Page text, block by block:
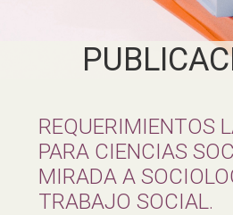
REQUERIMIENTOS
PARA CIENCIAS
MIRADA A
TRABAJO SOCIAL.